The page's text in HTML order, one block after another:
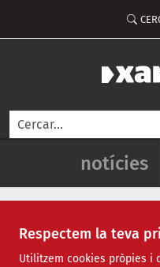
Respectem la teva
Utilitzem cookies pròpies i
Cerca
notícies
Recursos